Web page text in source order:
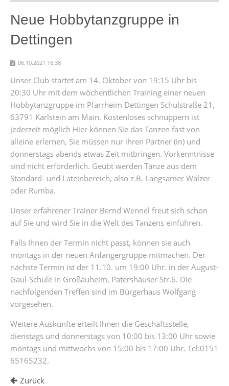
Neue Hobbytanzgruppe in
Dettingen
06.10.2021 16:38
Unser Club startet am 14. Oktober von 19:15 Uhr bis
20:30 Uhr mit dem wöchentlichen Training einer neuen
Hobbytanzgruppe im Pfarrheim Dettingen Schulstraße 21,
63791 Karlstein am Main. Kostenloses schnuppern ist
jederzeit möglich Hier können Sie das Tanzen fast von
alleine erlernen, Sie müssen nur ihren Partner (in) und
donnerstags abends etwas Zeit mitbringen. Vorkenntnisse
sind nicht erforderlich. Geübt werden Tänze aus dem
Standard- und Lateinbereich, also z.B. Langsamer Walzer
oder Rumba.
Unser erfahrener Trainer Bernd Wennel freut sich schon
auf Sie und wird Sie in die Welt des Tanzens einführen.
Falls Ihnen der Termin nicht passt, können sie auch
montags in der neuen Anfängergruppe mitmachen. Der
nächste Termin ist der 11.10. um 19:00 Uhr. in der August-
Gaul-Schule in Großauheim, Patershäuser Str.6. Die
nachfolgenden Treffen sind im Bürgerhaus Wolfgang
vorgesehen.
Weitere Auskünfte erteilt Ihnen die Geschäftsstelle,
dienstags und donnerstags von 10:00 bis 13:00 Uhr sowie
montags und mittwochs von 15:00 bis 17:00 Uhr. Tel:0151
65165232.
Zurück